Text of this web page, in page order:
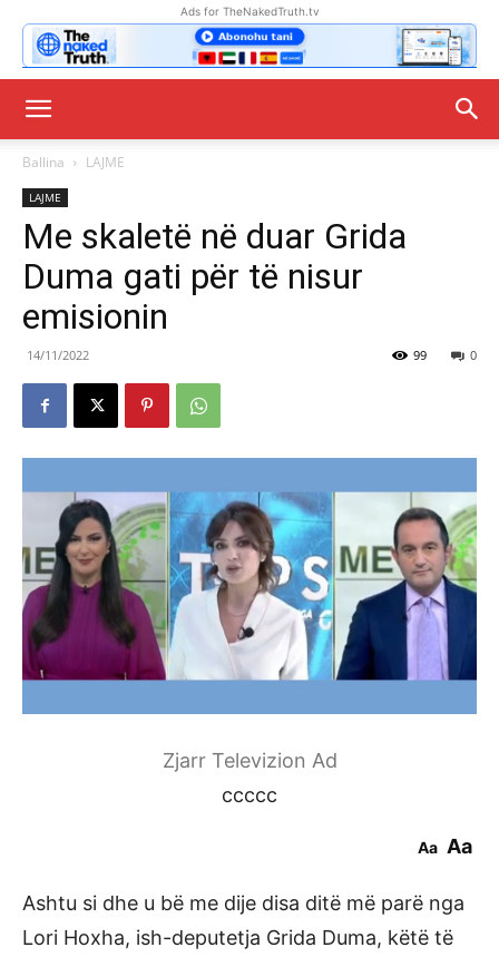
Ads for TheNakedTruth.tv
Ballina LAJME
LAJME
Me skaletë në duar Grida
Duma gati për të nisur
emisionin
14/11/2022 0
99
Zjarr Televizion Ad
ccccc
Aa Aa
Ashtu si dhe u bë me dije disa ditë më parë nga
Lori Hoxha, ish-deputetja Grida Duma, këtë të